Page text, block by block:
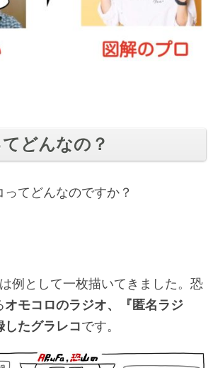
どんなの？
てどんなのですか？
例として一枚描いてきました。恐
オモコロのラジオ、『匿名ラジ
したグラレコです。